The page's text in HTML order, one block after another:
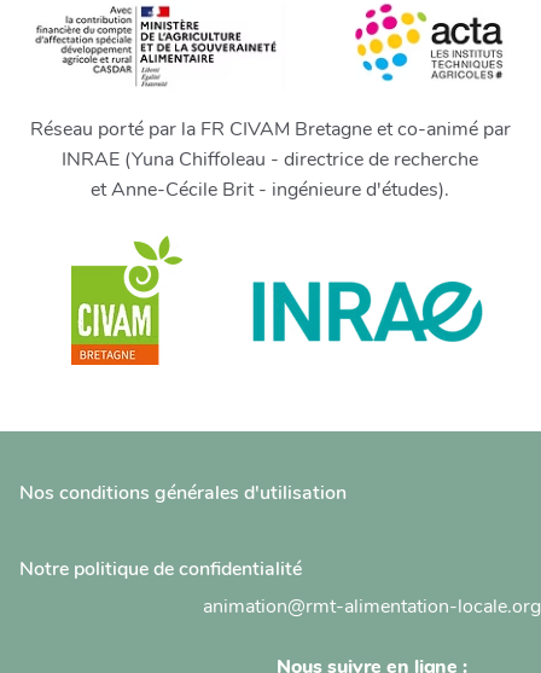
Réseau porté par la FR CIVAM Bretagne et co-animé par
INRAE (Yuna Chiffoleau - directrice de recherche
et Anne-Cécile Brit - ingénieure d'études).
Nos conditions générales d'utilisation
Notre politique de confidentialité
animation@rmt-alimentation-locale.org
Nous suivre en ligne :